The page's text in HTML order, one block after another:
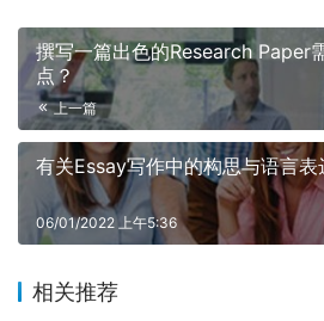
撰写一篇出色的Research Paper
点？
上一篇
有关Essay写作中的构思与语言表
06/01/2022 上午5:36
相关推荐